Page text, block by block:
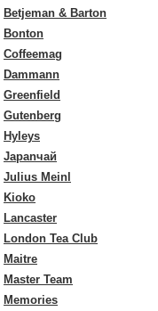
Betjeman & Barton
Bonton
Coffeemag
Dammann
Greenfield
Gutenberg
Hyleys
Japanчай
Julius Meinl
Kioko
Lancaster
London Tea Club
Maitre
Master Team
Memories